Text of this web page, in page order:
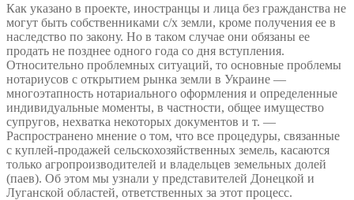
Как указано в проекте, иностранцы и лица без гражданства не
могут быть собственниками с/х земли, кроме получения ее в
наследство по закону. Но в таком случае они обязаны ее
продать не позднее одного года со дня вступления.
Относительно проблемных ситуаций, то основные проблемы
нотариусов с открытием рынка земли в Украине —
многоэтапность нотариального оформления и определенные
индивидуальные моменты, в частности, общее имущество
супругов, нехватка некоторых документов и т. —
Распространено мнение о том, что все процедуры, связанные
с куплей-продажей сельскохозяйственных земель, касаются
только агропроизводителей и владельцев земельных долей
(паев). Об этом мы узнали у представителей Донецкой и
Луганской областей, ответственных за этот процесс.